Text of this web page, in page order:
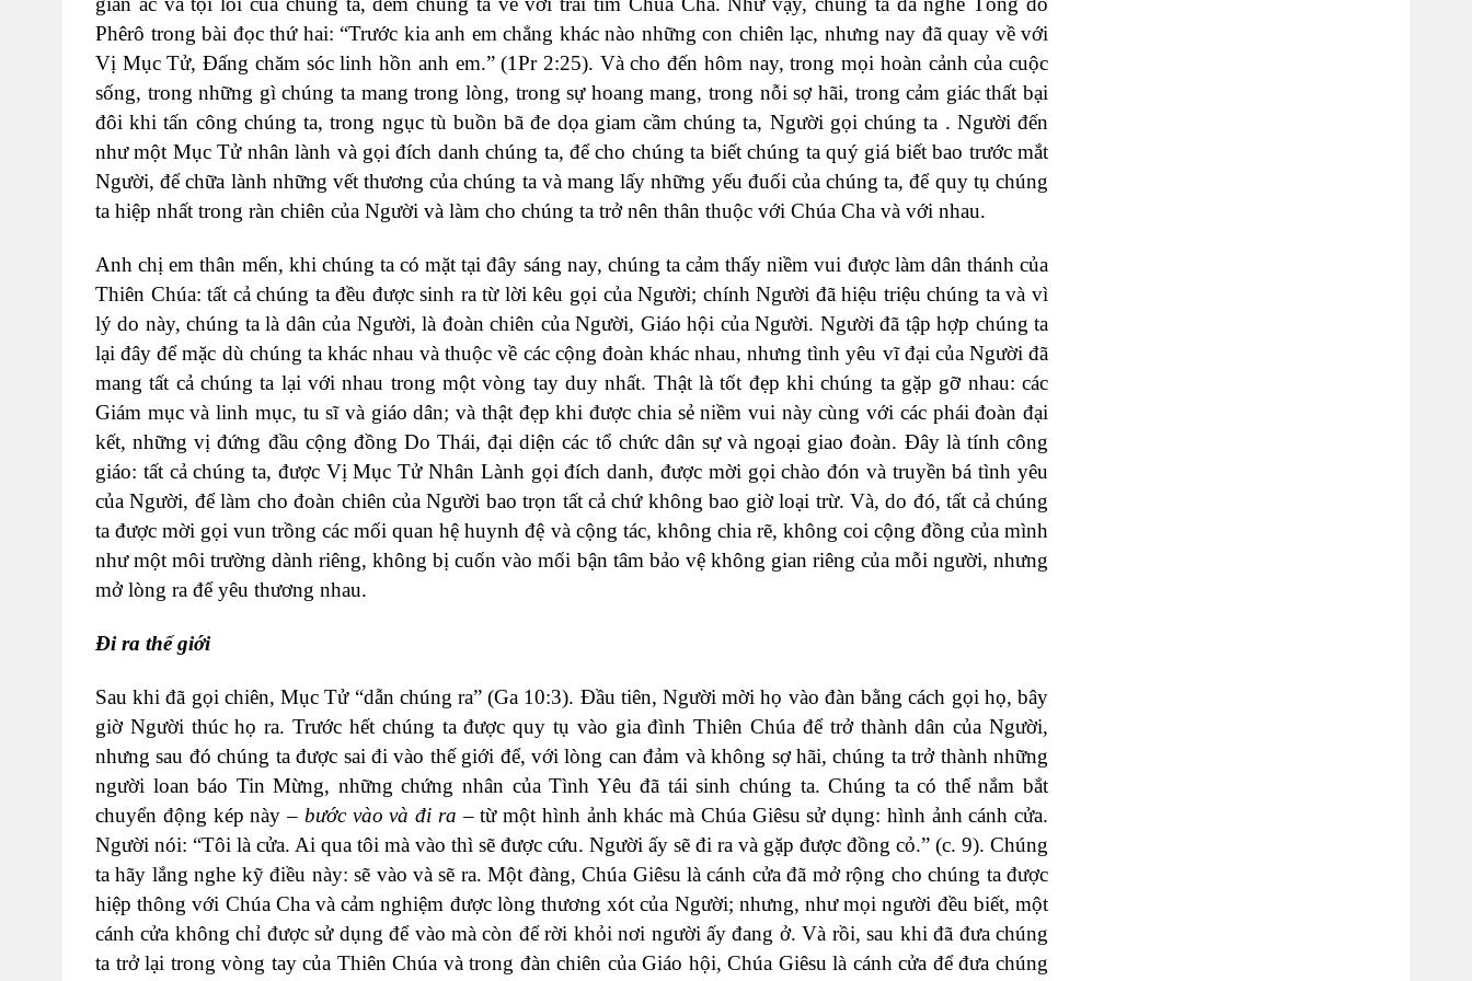
Phêrô trong bài đọc thứ hai: “Trước kia anh em chẳng khác nào những con chiên lạc, nhưng nay đã quay về với
Vị Mục Tử, Đấng chăm sóc linh hồn anh em.” (1Pr 2:25). Và cho đến hôm nay, trong mọi hoàn cảnh của cuộc
sống, trong những gì chúng ta mang trong lòng, trong sự hoang mang, trong nỗi sợ hãi, trong cảm giác thất bại
đôi khi tấn công chúng ta, trong ngục tù buồn bã đe dọa giam cầm chúng ta, Người gọi chúng ta . Người đến
như một Mục Tử nhân lành và gọi đích danh chúng ta, để cho chúng ta biết chúng ta quý giá biết bao trước mắt
Người, để chữa lành những vết thương của chúng ta và mang lấy những yếu đuối của chúng ta, để quy tụ chúng
ta hiệp nhất trong ràn chiên của Người và làm cho chúng ta trở nên thân thuộc với Chúa Cha và với nhau.
Anh chị em thân mến, khi chúng ta có mặt tại đây sáng nay, chúng ta cảm thấy niềm vui được làm dân thánh của
Thiên Chúa: tất cả chúng ta đều được sinh ra từ lời kêu gọi của Người; chính Người đã hiệu triệu chúng ta và vì
lý do này, chúng ta là dân của Người, là đoàn chiên của Người, Giáo hội của Người. Người đã tập hợp chúng ta
lại đây để mặc dù chúng ta khác nhau và thuộc về các cộng đoàn khác nhau, nhưng tình yêu vĩ đại của Người đã
mang tất cả chúng ta lại với nhau trong một vòng tay duy nhất. Thật là tốt đẹp khi chúng ta gặp gỡ nhau: các
Giám mục và linh mục, tu sĩ và giáo dân; và thật đẹp khi được chia sẻ niềm vui này cùng với các phái đoàn đại
kết, những vị đứng đầu cộng đồng Do Thái, đại diện các tổ chức dân sự và ngoại giao đoàn. Đây là tính công
giáo: tất cả chúng ta, được Vị Mục Tử Nhân Lành gọi đích danh, được mời gọi chào đón và truyền bá tình yêu
của Người, để làm cho đoàn chiên của Người bao trọn tất cả chứ không bao giờ loại trừ. Và, do đó, tất cả chúng
ta được mời gọi vun trồng các mối quan hệ huynh đệ và cộng tác, không chia rẽ, không coi cộng đồng của mình
như một môi trường dành riêng, không bị cuốn vào mối bận tâm bảo vệ không gian riêng của mỗi người, nhưng
mở lòng ra để yêu thương nhau.
Đi ra thế giới
Sau khi đã gọi chiên, Mục Tử “dẫn chúng ra” (Ga 10:3). Đầu tiên, Người mời họ vào đàn bằng cách gọi họ, bây
giờ Người thúc họ ra. Trước hết chúng ta được quy tụ vào gia đình Thiên Chúa để trở thành dân của Người,
nhưng sau đó chúng ta được sai đi vào thế giới để, với lòng can đảm và không sợ hãi, chúng ta trở thành những
người loan báo Tin Mừng, những chứng nhân của Tình Yêu đã tái sinh chúng ta. Chúng ta có thể nắm bắt
chuyển động kép này – bước vào và đi ra – từ một hình ảnh khác mà Chúa Giêsu sử dụng: hình ảnh cánh cửa.
Người nói: “Tôi là cửa. Ai qua tôi mà vào thì sẽ được cứu. Người ấy sẽ đi ra và gặp được đồng cỏ.” (c. 9). Chúng
ta hãy lắng nghe kỹ điều này: sẽ vào và sẽ ra. Một đàng, Chúa Giêsu là cánh cửa đã mở rộng cho chúng ta được
hiệp thông với Chúa Cha và cảm nghiệm được lòng thương xót của Người; nhưng, như mọi người đều biết, một
cánh cửa không chỉ được sử dụng để vào mà còn để rời khỏi nơi người ấy đang ở. Và rồi, sau khi đã đưa chúng
ta trở lại trong vòng tay của Thiên Chúa và trong đàn chiên của Giáo hội, Chúa Giêsu là cánh cửa để đưa chúng